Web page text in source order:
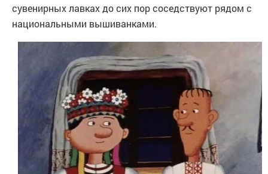
сувенирных лавках до сих пор соседствуют рядом с
национальными вышиванками.